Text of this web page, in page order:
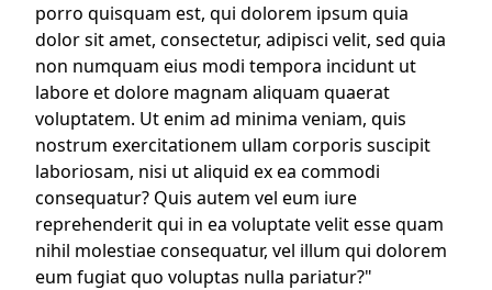
porro quisquam est, qui dolorem ipsum quia
dolor sit amet, consectetur, adipisci velit, sed quia
non numquam eius modi tempora incidunt ut
labore et dolore magnam aliquam quaerat
voluptatem. Ut enim ad minima veniam, quis
nostrum exercitationem ullam corporis suscipit
laboriosam, nisi ut aliquid ex ea commodi
consequatur? Quis autem vel eum iure
reprehenderit qui in ea voluptate velit esse quam
nihil molestiae consequatur, vel illum qui dolorem
eum fugiat quo voluptas nulla pariatur?"